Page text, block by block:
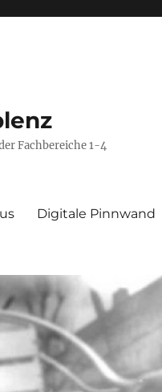
Fachbereiche 1-4
Digitale Pinnwand